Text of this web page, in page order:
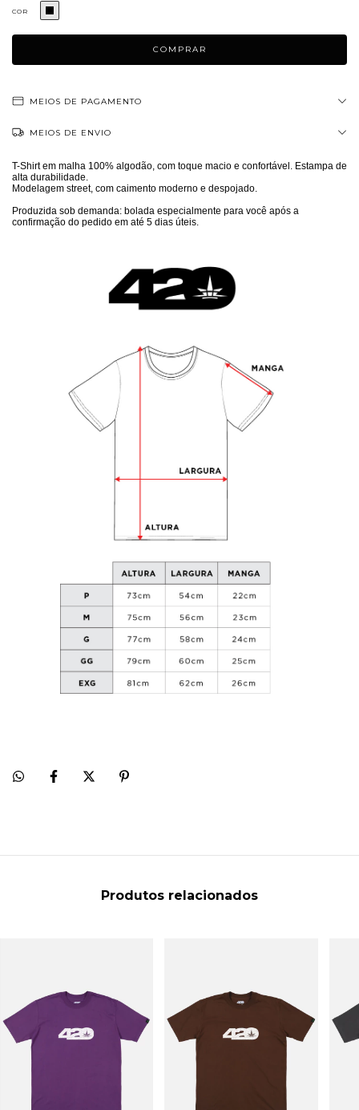
COR
MEIOS DE PAGAMENTO
MEIOS DE ENVIO
T-Shirt em malha 100% algodão, com toque macio e confortável. Estampa de
alta durabilidade.
Modelagem street, com caimento moderno e despojado.
Produzida sob demanda: bolada especialmente para você após a
confirmação do pedido em até 5 dias úteis.
Produtos relacionados